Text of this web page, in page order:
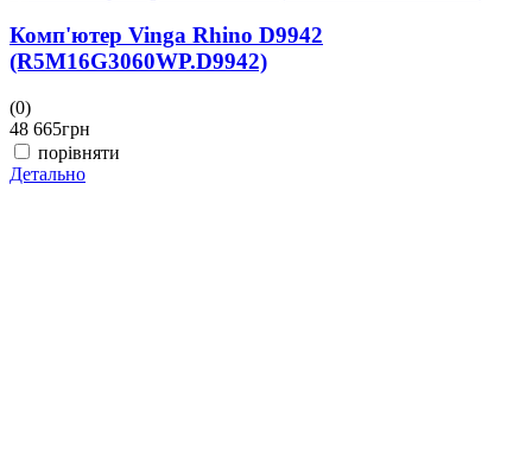
Комп'ютер Vinga Rhino D9942
(R5M16G3060WP.D9942)
(0)
48 665грн
порівняти
Детально